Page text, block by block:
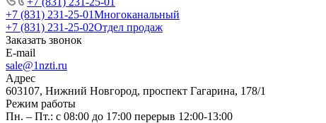
+7 (831) 231-25-01Многоканальный
+7 (831) 231-25-02Отдел продаж
Заказать звонок
E-mail
sale@1nzti.ru
Адрес
603107, Нижний Новгород, проспект Гагарина, 178/1
Режим работы
Пн. – Пт.: с 08:00 до 17:00 перерыв 12:00-13:00